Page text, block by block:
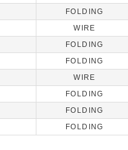
FOLDING
WIRE
FOLDING
FOLDING
WIRE
FOLDING
FOLDING
FOLDING